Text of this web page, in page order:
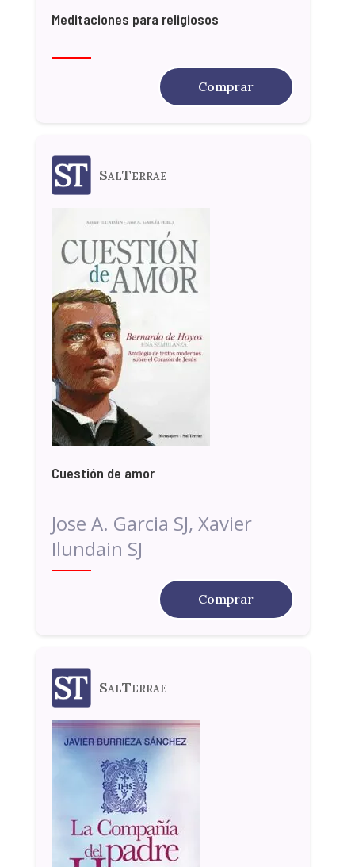
Meditaciones para religiosos
Comprar
SalTerrae
Cuestión de amor
Jose A. Garcia SJ, Xavier
Ilundain SJ
Comprar
SalTerrae